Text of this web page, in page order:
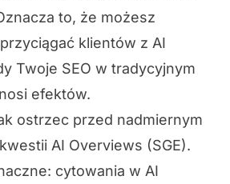
to, że możesz
klientów z AI
Twoje SEO w tradycyjnym
efektów.
ostrzec przed nadmiernym
AI Overviews (SGE).
cytowania w AI